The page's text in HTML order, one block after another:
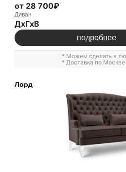
от 28 700₽
Диван
ДxГxВ
подробнее
* Можем сделать в
* Доставка по Москве
Лорд